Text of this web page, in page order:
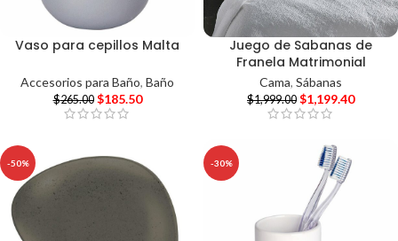
Vaso para cepillos Malta
Accesorios para Baño, Baño
$265.00 $185.50
Juego de Sabanas de
Franela Matrimonial
Cama, Sábanas
$1,999.00 $1,199.40
-50% -30%